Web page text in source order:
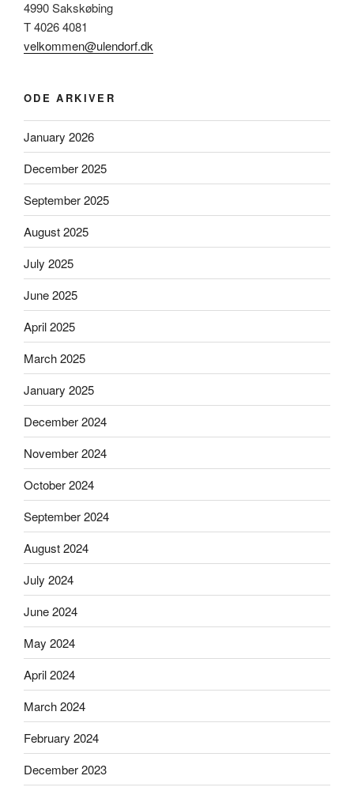
4990 Sakskøbing
T 4026 4081
velkommen@ulendorf.dk
ODE ARKIVER
January 2026
December 2025
September 2025
August 2025
July 2025
June 2025
April 2025
March 2025
January 2025
December 2024
November 2024
October 2024
September 2024
August 2024
July 2024
June 2024
May 2024
April 2024
March 2024
February 2024
December 2023